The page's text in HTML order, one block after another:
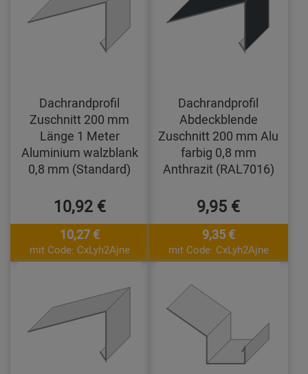
Dachrandprofil
Zuschnitt 200 mm
Länge 1 Meter
Aluminium walzblank
0,8 mm (Standard)
10,92 €
10,27 €
mit Code: CxLyh2Ajne
Dachrandprofil
Abdeckblende
Zuschnitt 200 mm Alu
farbig 0,8 mm
Anthrazit (RAL7016)
9,95 €
9,35 €
mit Code: CxLyh2Ajne